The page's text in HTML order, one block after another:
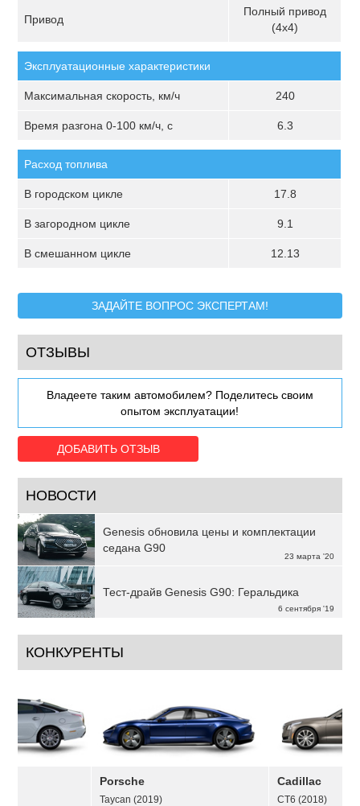
Привод
Полный привод
(4х4)
Эксплуатационные характеристики
Максимальная скорость, км/ч 240
Время разгона 0-100 км/ч, с 6.3
Расход топлива
В городском цикле 17.8
В загородном цикле 9.1
В смешанном цикле 12.13
ЗАДАЙТЕ ВОПРОС ЭКСПЕРТАМ!
ОТЗЫВЫ
Владеете таким автомобилем? Поделитесь своим
опытом эксплуатации!
ДОБАВИТЬ ОТЗЫВ
НОВОСТИ
23 марта '20
Genesis обновила цены и комплектации
седана G90
6 сентября '19
Тест-драйв Genesis G90: Геральдика
КОНКУРЕНТЫ
Porsche
Taycan (2019)
Cadillac
CT6 (2018)